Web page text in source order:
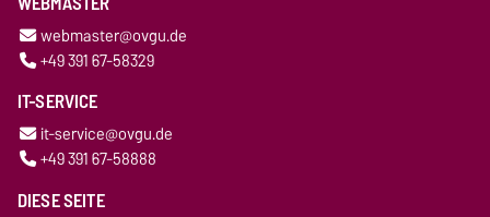
webmaster@ovgu.de
+49 391 67-58329
IT-SERVICE
it-service@ovgu.de
+49 391 67-58888
DIESE SEITE